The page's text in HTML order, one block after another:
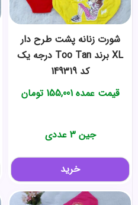
شورت زنانه پشت طرح دار
XL برند Too Tan درجه یک
کد 149319
قیمت عمده 155,001 تومان
جین 3 عددی
خرید